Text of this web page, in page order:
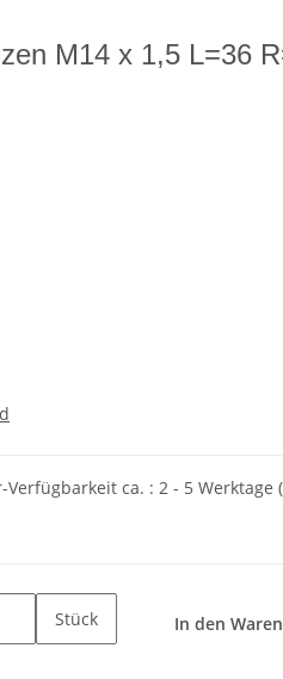
M14 x 1,5 L=36
ca. : 2 - 5 Werktage
Stück In den